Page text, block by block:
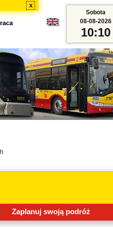
x
Sobota
08-08-2026
10:10
7 - 9 sierpnia (piątek - niedziela) 2026r.,
Zaplanuj swoją podróż